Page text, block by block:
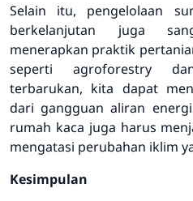
Selain itu, pengelolaan
berkelanjutan juga
menerapkan praktik
seperti agroforestry
terbarukan, kita dapat
dari gangguan aliran
rumah kaca juga harus
mengatasi perubahan iklim
Kesimpulan